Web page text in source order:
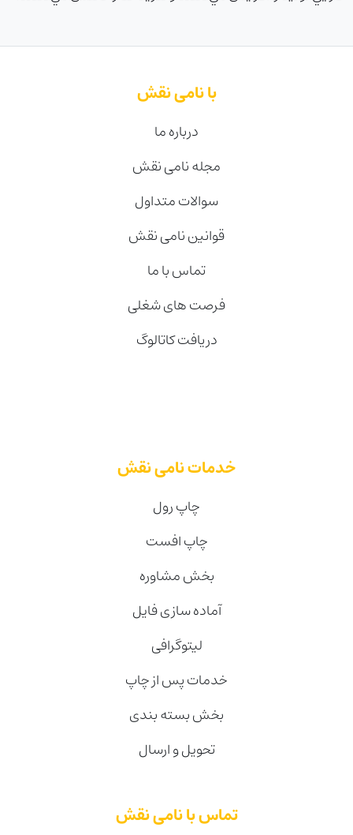
با نامی نقش
درباره ما
مجله نامی نقش
سوالات متداول
قوانین نامی نقش
تماس با ما
فرصت های شغلی
دریافت کاتالوگ
خدمات نامی نقش
چاپ رول
چاپ افست
بخش مشاوره
آماده سازی فایل
لیتوگرافی
خدمات پس از چاپ
بخش بسته بندی
تحویل و ارسال
تماس با نامی نقش